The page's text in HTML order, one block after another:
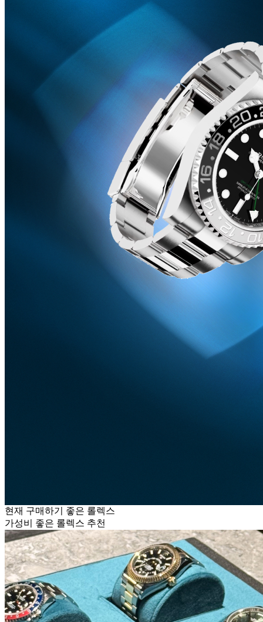
현재 구매하기 좋은 롤렉스
가성비 좋은 롤렉스 추천